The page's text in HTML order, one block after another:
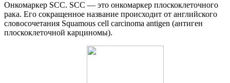
Онкомаркер SCC. SCC — это онкомаркер плоскоклеточного
рака. Его сокращенное название происходит от английского
словосочетания Squamous cell carcinoma antigen (антиген
плоскоклеточной карциномы).